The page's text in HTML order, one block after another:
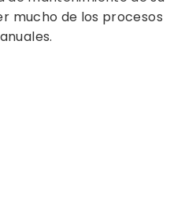
mucho de los procesos